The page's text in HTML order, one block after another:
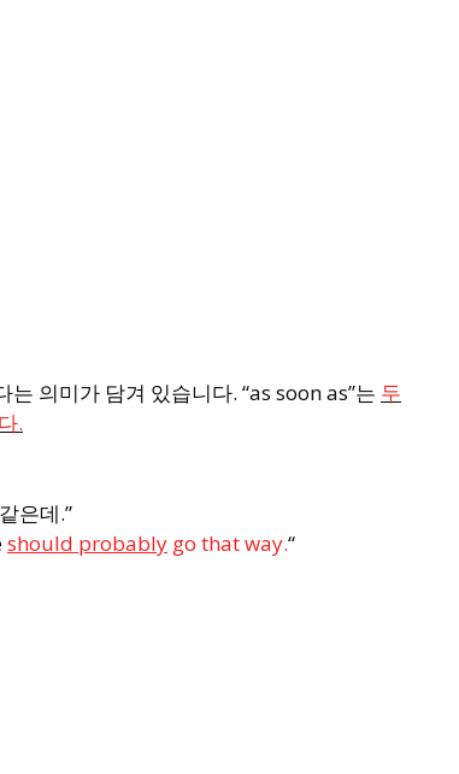
의미가 담겨 있습니다. “as soon as”는 두
.
은데.”
should probably go that way.“